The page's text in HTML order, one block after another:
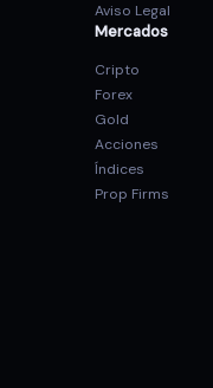
Aviso Legal
Mercados
Cripto
Forex
Gold
Acciones
Índices
Prop Firms